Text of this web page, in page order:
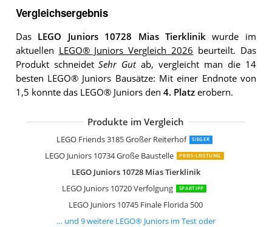
Vergleichsergebnis
Das LEGO Juniors 10728 Mias Tierklinikwurde im
aktuellen LEGO® Juniors Vergleich 2026 beurteilt. Das
Produkt schneidetSehr Gutab, vergleicht man die 14
besten LEGO® Juniors Bausätze: Mit einer Endnote von
1,5 konnte das LEGO® Juniors den 4. Platzerobern.
Produkte im Vergleich
LEGO Friends 3185 Großer Reiterhof SIEGER
LEGO Juniors 10734 Große Baustelle PREIS-LEISTUNG
LEGO Juniors 10728 Mias Tierklinik
LEGO Juniors 10720 Verfolgung
SPARTIPP
LEGO Juniors 10745 Finale Florida 500
LEGO Juniors 10683 Straßenbau-
LEGO Juniors 10680 Müllabfuhr
LEGO Juniors 10735 Polizei auf
LEGO Juniors 10729 Cinderellas
LEGO Juniors 10727 Emmas Eiswagen
LEGO Juniors 10686 Einfamilienhaus
Lego Juniors 10746 Mias Pferdestall
… und 9weitere LEGO® Juniorsim Test oder